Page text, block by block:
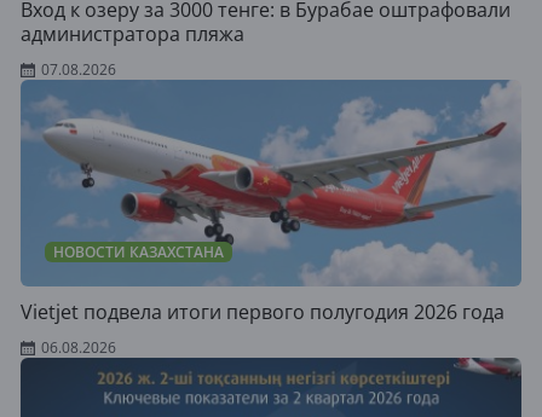
Вход к озеру за 3000 тенге: в Бурабае оштрафовали
администратора пляжа
07.08.2026
НОВОСТИ КАЗАХСТАНА
Vietjet подвела итоги первого полугодия 2026 года
06.08.2026